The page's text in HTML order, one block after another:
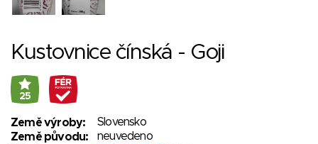
Kustovnice čínská - Goji
25
Země výroby:
Slovensko
Země původu:
neuvedeno